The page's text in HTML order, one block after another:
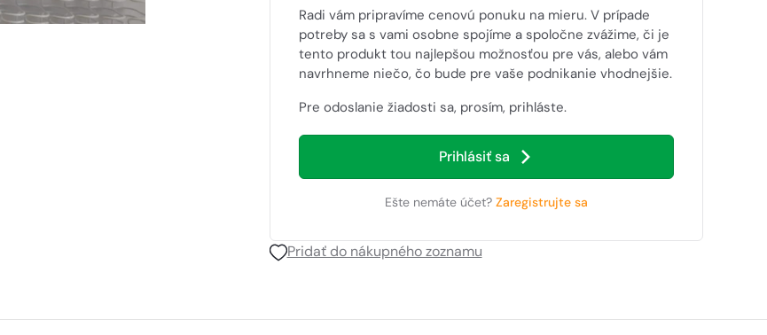
Radi vám pripravíme cenovú ponuku na mieru. V prípade
potreby sa s vami osobne spojíme a spoločne zvážime, či je
tento produkt tou najlepšou možnosťou pre vás, alebo vám
navrhneme niečo, čo bude pre vaše podnikanie vhodnejšie.
Pre odoslanie žiadosti sa, prosím, prihláste.
Prihlásiť sa
Ešte nemáte účet? Zaregistrujte sa
Pridať do nákupného zoznamu